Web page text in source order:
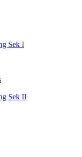
Sek I
Sek II